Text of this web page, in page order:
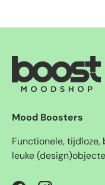
Mood Boosters
Functionele, tijdloze,
leuke